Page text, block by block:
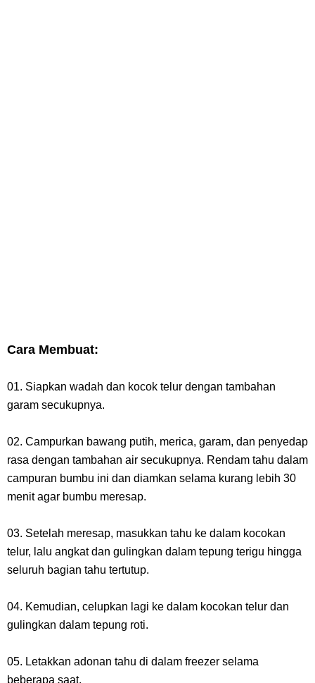
Cara Membuat:
01. Siapkan wadah dan kocok telur dengan tambahan
garam secukupnya.
02. Campurkan bawang putih, merica, garam, dan penyedap
rasa dengan tambahan air secukupnya. Rendam tahu dalam
campuran bumbu ini dan diamkan selama kurang lebih 30
menit agar bumbu meresap.
03. Setelah meresap, masukkan tahu ke dalam kocokan
telur, lalu angkat dan gulingkan dalam tepung terigu hingga
seluruh bagian tahu tertutup.
04. Kemudian, celupkan lagi ke dalam kocokan telur dan
gulingkan dalam tepung roti.
05. Letakkan adonan tahu di dalam freezer selama
beberapa saat.